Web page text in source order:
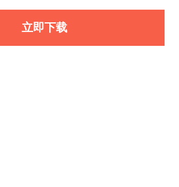
立即下载